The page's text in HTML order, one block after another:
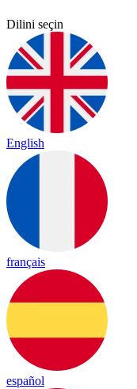
Dilini seçin
English
français
español